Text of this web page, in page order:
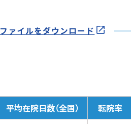
ファイルをダウンロード
平均在院日数（全国） 転院率